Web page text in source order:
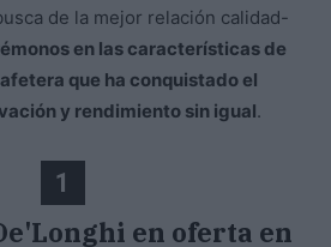
de la mejor relación calidad-
en las características de
que ha conquistado el
y rendimiento sin igual.
1
en oferta en